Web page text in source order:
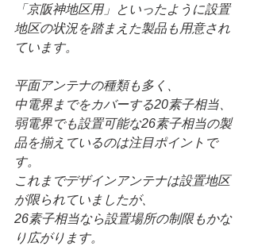
「京阪神地区用」といったように設置
地区の状況を踏まえた製品も用意され
ています。
平面アンテナの種類も多く、
中電界までをカバーする20素子相当、
弱電界でも設置可能な26素子相当の製
品を揃えているのは注目ポイントで
す。
これまでデザインアンテナは設置地区
が限られていましたが、
26素子相当なら設置場所の制限もかな
り広がります。